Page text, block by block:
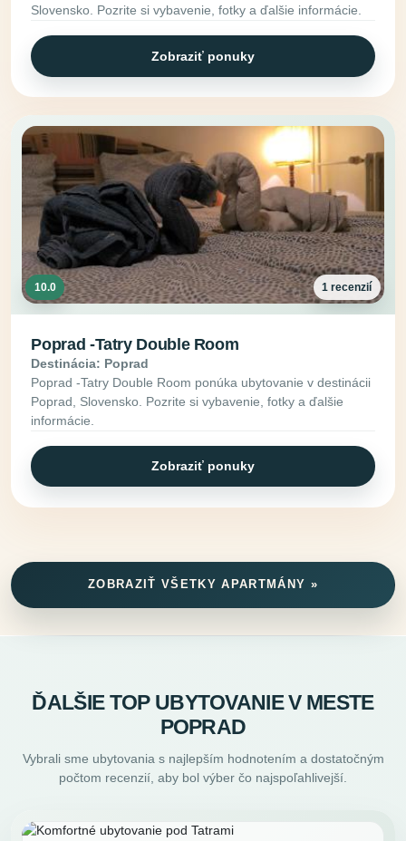
Slovensko. Pozrite si vybavenie, fotky a ďalšie informácie.
Zobraziť ponuky
10.0 1 recenzií
Poprad -Tatry Double Room
Destinácia: Poprad
Poprad -Tatry Double Room ponúka ubytovanie v destinácii
Poprad, Slovensko. Pozrite si vybavenie, fotky a ďalšie
informácie.
Zobraziť ponuky
ZOBRAZIŤ VŠETKY APARTMÁNY »
ĎALŠIE TOP UBYTOVANIE V MESTE
POPRAD
Vybrali sme ubytovania s najlepším hodnotením a dostatočným
počtom recenzií, aby bol výber čo najspoľahlivejší.